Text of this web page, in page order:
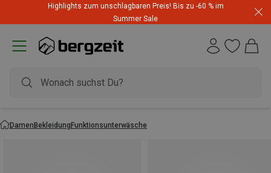
Highlights zum unschlagbaren Preis! Bis zu -60 % im
Summer Sale
DamenBekleidungFunktionsunterwäsche